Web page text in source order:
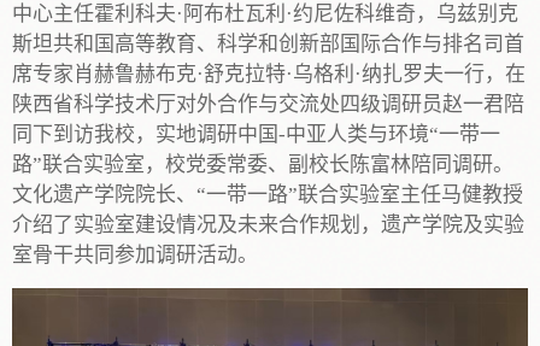
中心主任霍利科夫·阿布杜瓦利·约尼佐科维奇，乌兹别克
斯坦共和国高等教育、科学和创新部国际合作与排名司首
席专家肖赫鲁赫布克·舒克拉特·乌格利·纳扎罗夫一行，在
陕西省科学技术厅对外合作与交流处四级调研员赵一君陪
同下到访我校，实地调研中国-中亚人类与环境“一带一
路”联合实验室，校党委常委、副校长陈富林陪同调研。
文化遗产学院院长、“一带一路”联合实验室主任马健教授
介绍了实验室建设情况及未来合作规划，遗产学院及实验
室骨干共同参加调研活动。